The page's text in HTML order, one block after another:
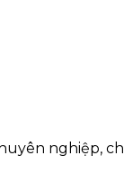
nghiệp,